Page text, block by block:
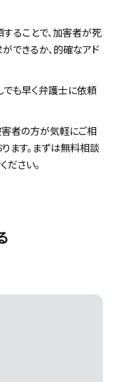
ることで、加害者が死
できるか、的確なアド
も早く弁護士に依頼
者の方が気軽にご相
ます。まずは無料相談
ださい。